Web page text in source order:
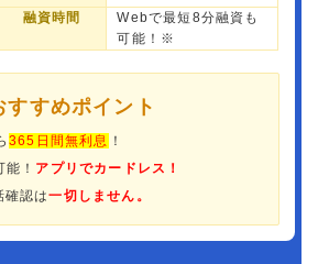
融資時間
Webで最短8分融資も
可能！※
すすめポイント
365日間無利息 ！
！ アプリでカードレス！
確認は一切しません。